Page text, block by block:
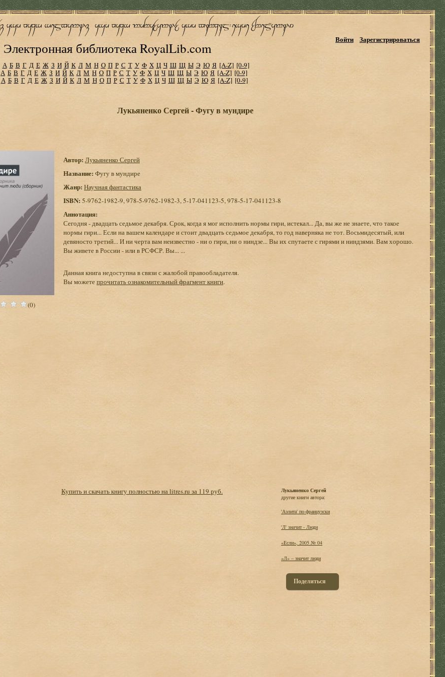
Электронная библиотека RoyalLib.com
Войти Зарегистрироваться
А Б В Г Д Е Ж З И Й К Л М Н О П Р С Т У Ф Х Ц Ч Ш Щ Ы Э Ю Я [A-Z] [0-9]
А Б В Г Д Е Ж З И Й К Л М Н О П Р С Т У Ф Х Ц Ч Ш Щ Ы Э Ю Я [A-Z] [0-9]
А Б В Г Д Е Ж З И Й К Л М Н О П Р С Т У Ф Х Ц Ч Ш Щ Ы Э Ю Я [A-Z] [0-9]
Лукьяненко Сергей - Фугу в мундире
(0)
Автор: Лукьяненко Сергей
Название: Фугу в мундире
Жанр: Научная фантастика
ISBN: 5-9762-1982-9, 978-5-9762-1982-3, 5-17-041123-5, 978-5-17-041123-8
Аннотация:
Сегодня - двадцать седьмое декабря. Срок, когда я мог исполнить нормы гири, истекал... Да, вы же не знаете, что такое
нормы гири... Если на вашем календаре и стоит двадцать седьмое декабря, то год наверняка не тот. Восьмидесятый, или
девяносто третий... И ни черта вам неизвестно - ни о гири, ни о ниндзе... Вы их спутаете с гирями и ниндзями. Вам хорошо.
Вы живете в России - или в РСФСР. Вы... ...
Данная книга недоступна в связи с жалобой правообладателя.
Вы можетепрочитать ознакомительный фрагмент книги.
Купить и скачать книгу полностью на litres.ru за 119 руб.
Лукьяненко Сергей
другие книги автора:
'Аэлита' по-французски
'Л' значит - Люди
«Если», 2005 № 04
«Л» – значит люди
Поделиться